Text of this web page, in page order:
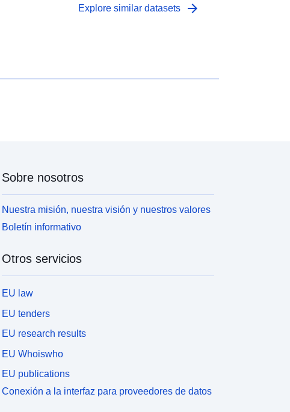
Explore similar datasets arrow_forward
Sobre nosotros
Nuestra misión, nuestra visión y nuestros valores
Boletín informativo
Otros servicios
EU law
EU tenders
EU research results
EU Whoiswho
EU publications
Conexión a la interfaz para proveedores de datos